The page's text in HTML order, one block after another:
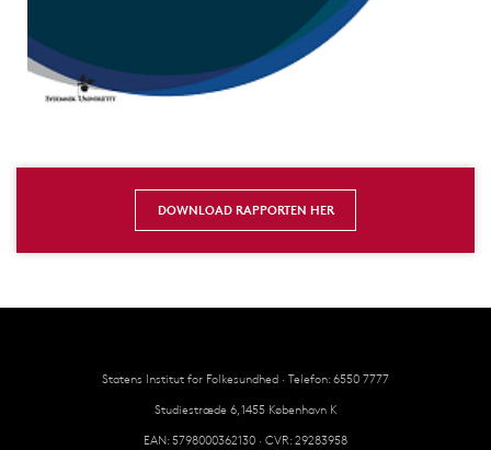
DOWNLOAD RAPPORTEN HER
Statens Institut for Folkesundhed · Telefon: 6550 7777
Studiestræde 6, 1455 København K
EAN: 5798000362130 · CVR: 29283958